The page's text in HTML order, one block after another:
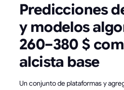
Predicciones
y modelos
260–380 $
alcista base
Un conjunto de plataformas y